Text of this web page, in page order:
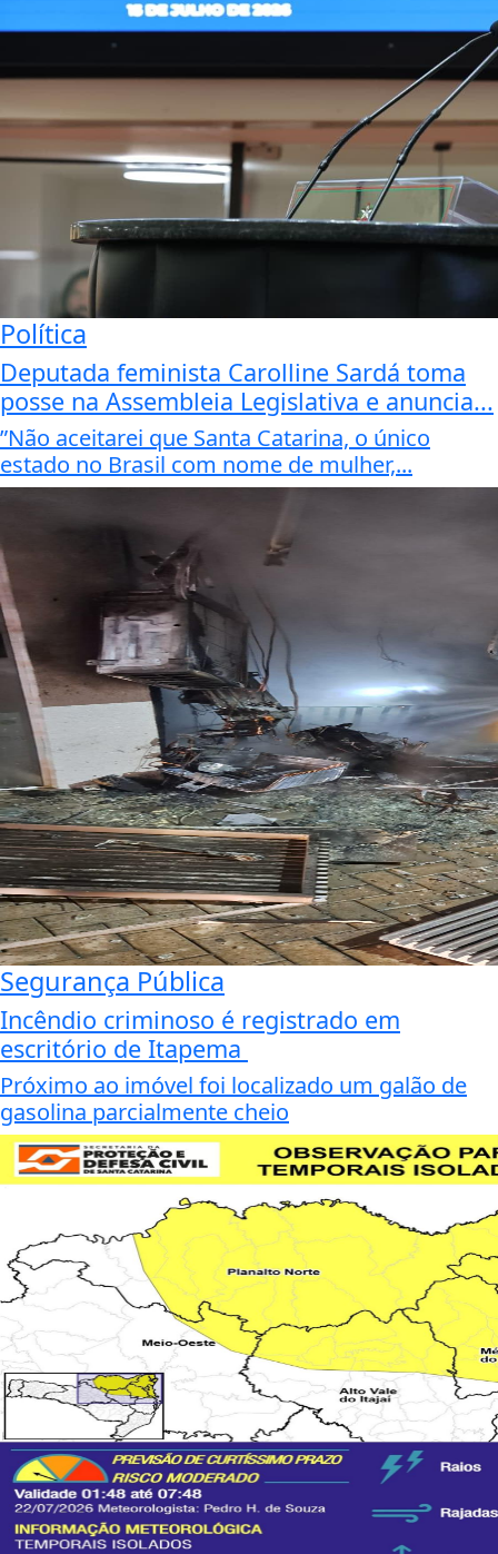
Política
Deputada feminista Carolline Sardá toma
posse na Assembleia Legislativa e anuncia...
”Não aceitarei que Santa Catarina, o único
estado no Brasil com nome de mulher,...
Segurança Pública
Incêndio criminoso é registrado em
escritório de Itapema
Próximo ao imóvel foi localizado um galão de
gasolina parcialmente cheio